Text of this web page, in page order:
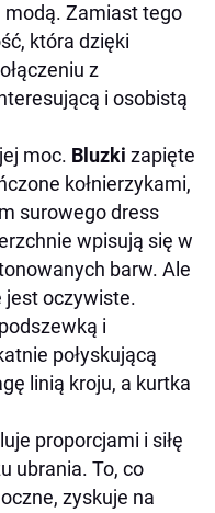
modą. Zamiast tego
która dzięki
z
i osobistą
moc. Bluzki zapięte
kołnierzykami,
surowego dress
wpisują się w
barw. Ale
jest oczywiste.
i
połyskującą
linią kroju, a kurtka
proporcjami i siłę
ubrania. To, co
zyskuje na